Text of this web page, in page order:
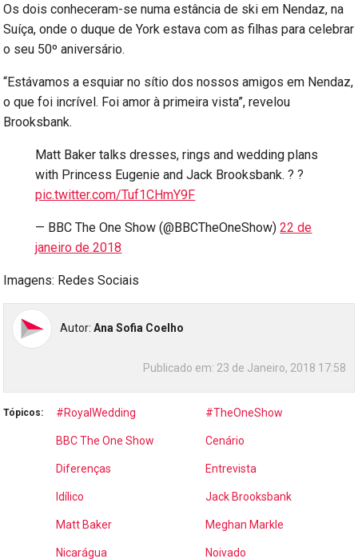
Os dois conheceram-se numa estância de ski em Nendaz, na
Suíça, onde o duque de York estava com as filhas para celebrar
o seu 50º aniversário.
“Estávamos a esquiar no sítio dos nossos amigos em Nendaz,
o que foi incrível. Foi amor à primeira vista”, revelou
Brooksbank.
Matt Baker talks dresses, rings and wedding plans
with Princess Eugenie and Jack Brooksbank. ? ?
pic.twitter.com/Tuf1CHmY9F
— BBC The One Show (@BBCTheOneShow)22 de
janeiro de 2018
Imagens: Redes Sociais
Autor:Ana Sofia Coelho
Publicado em: 23 de Janeiro, 2018 17:58
Tópicos: #RoyalWedding #TheOneShow
BBC The One Show Cenário
Diferenças Entrevista
Idílico Jack Brooksbank
Matt Baker Meghan Markle
Nicarágua Noivado